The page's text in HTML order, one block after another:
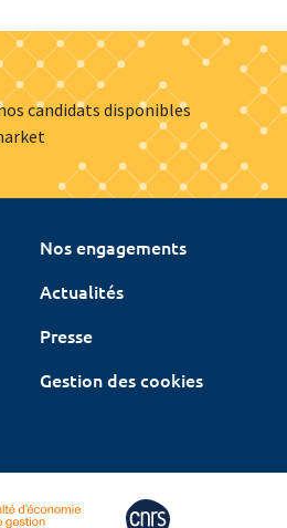
candidats disponibles
Nos engagements
Actualités
Presse
Gestion des cookies